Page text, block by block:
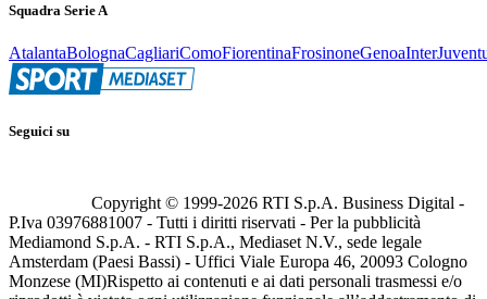
Squadra Serie A
AtalantaBolognaCagliariComoFiorentinaFrosinoneGenoaInter
Seguici su
Copyright © 1999-2026 RTI S.p.A. Business Digital -
P.Iva 03976881007 - Tutti i diritti riservati - Per la pubblicità
Mediamond S.p.A. - RTI S.p.A., Mediaset N.V., sede legale
Amsterdam (Paesi Bassi) - Uffici Viale Europa 46, 20093 Cologno
Monzese (MI)Rispetto ai contenuti e ai dati personali trasmessi e/o